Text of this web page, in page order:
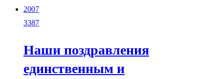
2007
3387
Наши поздравления
единственным и